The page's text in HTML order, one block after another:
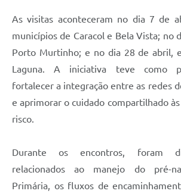
As visitas aconteceram no dia 7 de
municípios de Caracol e Bela Vista; no
Porto Murtinho; e no dia 28 de abril,
Laguna. A iniciativa teve como
fortalecer a integração entre as redes
e aprimorar o cuidado compartilhado
risco.
Durante os encontros, foram
relacionados ao manejo do pré-
Primária, os fluxos de